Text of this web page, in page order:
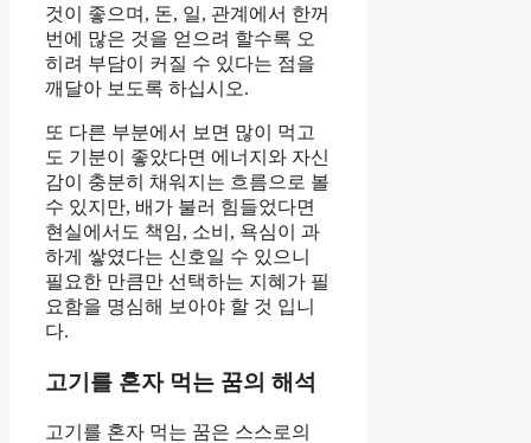
것이 좋으며, 돈, 일, 관계에서 한꺼
번에 많은 것을 얻으려 할수록 오
히려 부담이 커질 수 있다는 점을
깨달아 보도록 하십시오.
또 다른 부분에서 보면 많이 먹고
도 기분이 좋았다면 에너지와 자신
감이 충분히 채워지는 흐름으로 볼
수 있지만, 배가 불러 힘들었다면
현실에서도 책임, 소비, 욕심이 과
하게 쌓였다는 신호일 수 있으니
필요한 만큼만 선택하는 지혜가 필
요함을 명심해 보아야 할 것 입니
다.
고기를 혼자 먹는 꿈의 해석
고기를 혼자 먹는 꿈은 스스로의